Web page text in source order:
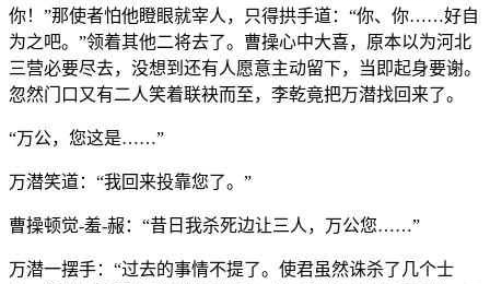
你！”那使者怕他瞪眼就宰人，只得拱手道：“你、你……好自
为之吧。”领着其他二将去了。曹操心中大喜，原本以为河北
三营必要尽去，没想到还有人愿意主动留下，当即起身要谢。
忽然门口又有二人笑着联袂而至，李乾竟把万潜找回来了。
“万公，您这是……”
万潜笑道：“我回来投靠您了。”
曹操顿觉-羞-赧：“昔日我杀死边让三人，万公您……”
万潜一摆手：“过去的事情不提了。使君虽然诛杀了几个士